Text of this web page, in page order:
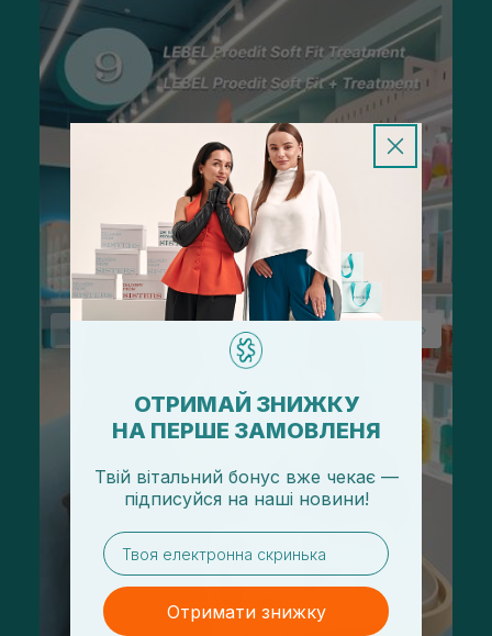
ОТРИМАЙ ЗНИЖКУ
НА ПЕРШЕ ЗАМОВЛЕНЯ
Твій вітальний бонус вже чекає —
підписуйся на наші новини!
email
Отримати знижку